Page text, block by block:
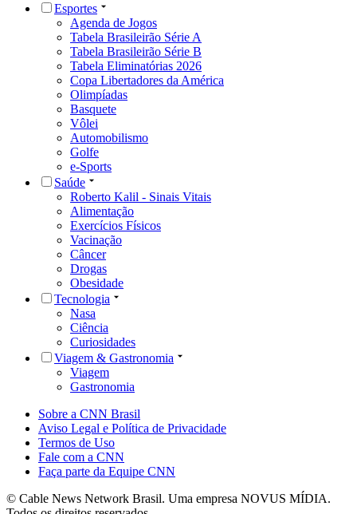
Esportes
Agenda de Jogos
Tabela Brasileirão Série A
Tabela Brasileirão Série B
Tabela Eliminatórias 2026
Copa Libertadores da América
Olimpíadas
Basquete
Vôlei
Automobilismo
Golfe
e-Sports
Saúde
Roberto Kalil - Sinais Vitais
Alimentação
Exercícios Físicos
Vacinação
Câncer
Drogas
Obesidade
Tecnologia
Nasa
Ciência
Curiosidades
Viagem & Gastronomia
Viagem
Gastronomia
Sobre a CNN Brasil
Aviso Legal e Política de Privacidade
Termos de Uso
Fale com a CNN
Faça parte da Equipe CNN
© Cable News Network Brasil. Uma empresa NOVUS MÍDIA.